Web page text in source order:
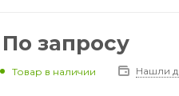
По запросу
Товар в наличии Нашли